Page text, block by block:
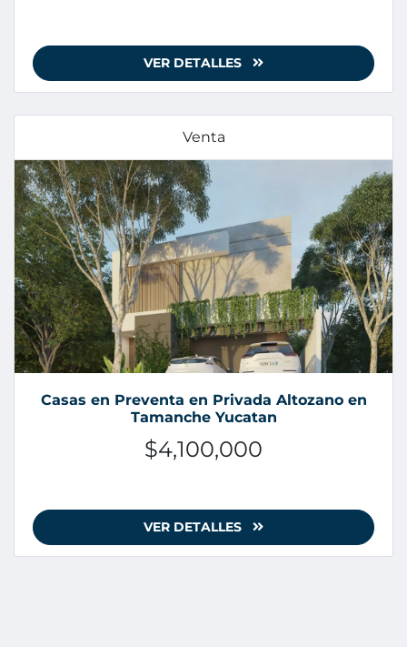
VER DETALLES
Venta
Casas en Preventa en Privada Altozano en
Tamanche Yucatan
$4,100,000
VER DETALLES